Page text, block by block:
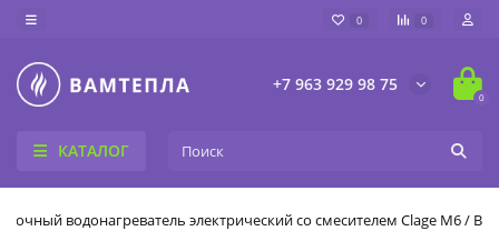
0 0
+7 963 929 98 75
0
КАТАЛОГ
водонагреватель электрический со смесителем Clage M6 / BGS